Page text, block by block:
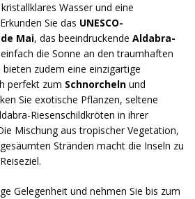
Wasser und eine
Sie das UNESCO-
Mai, das beeindruckende Aldabra-
die Sonne an den traumhaften
bieten zudem eine einzigartige
perfekt zum Schnorcheln und
Sie exotische Pflanzen, seltene
Riesenschildkröten in ihrer
Mischung aus tropischer Vegetation,
Stränden macht die Inseln zu
Gelegenheit und nehmen Sie bis zum